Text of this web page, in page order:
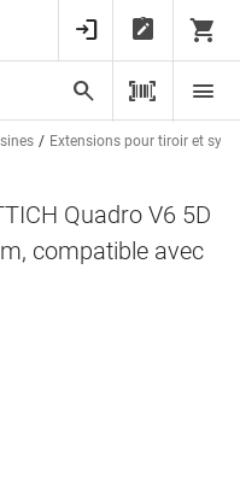
Extensions pour tiroir et
Quadro V6 5D
compatible avec